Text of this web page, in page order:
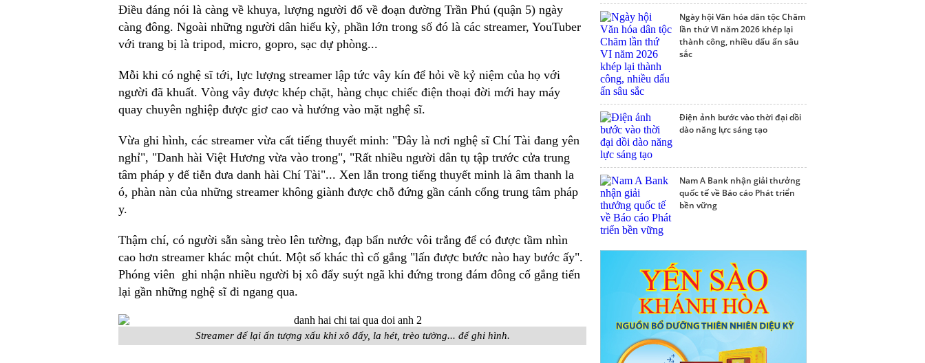
Điều đáng nói là càng về khuya, lượng người đổ về đoạn đường Trần Phú (quận 5) ngày
càng đông. Ngoài những người dân hiếu kỳ, phần lớn trong số đó là các streamer, YouTuber
với trang bị là tripod, micro, gopro, sạc dự phòng...
Mỗi khi có nghệ sĩ tới, lực lượng streamer lập tức vây kín để hỏi về kỷ niệm của họ với
người đã khuất. Vòng vây được khép chặt, hàng chục chiếc điện thoại đời mới hay máy
quay chuyên nghiệp được giơ cao và hướng vào mặt nghệ sĩ.
Vừa ghi hình, các streamer vừa cất tiếng thuyết minh: "Đây là nơi nghệ sĩ Chí Tài đang yên
nghỉ", "Danh hài Việt Hương vừa vào trong", "Rất nhiều người dân tụ tập trước cửa trung
tâm pháp y để tiễn đưa danh hài Chí Tài"... Xen lẫn trong tiếng thuyết minh là âm thanh la
ó, phàn nàn của những streamer không giành được chỗ đứng gần cánh cổng trung tâm pháp
y.
Thậm chí, có người sẵn sàng trèo lên tường, đạp bẩn nước vôi trắng để có được tầm nhìn
cao hơn streamer khác một chút. Một số khác thì cố gắng "lấn được bước nào hay bước ấy".
Phóng viên ghi nhận nhiều người bị xô đẩy suýt ngã khi đứng trong đám đông cố gắng tiến
lại gần những nghệ sĩ đi ngang qua.
Streamer để lại ấn tượng xấu khi xô đẩy, la hét, trèo tường... để ghi hình.
Ngày hội Văn hóa dân tộc Chăm
lần thứ VI năm 2026 khép lại
thành công, nhiều dấu ấn sâu
sắc
Điện ảnh bước vào thời đại dồi
dào năng lực sáng tạo
Nam A Bank nhận giải thưởng
quốc tế về Báo cáo Phát triển
bền vững